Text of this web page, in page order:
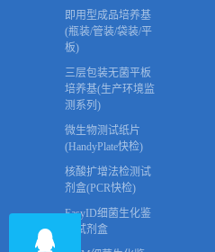
即用型成品培养基
(瓶装/管装/袋装/平
板)
三层包装无菌平板
培养基(生产环境监
测系列)
微生物测试纸片
(HandyPlate快检)
核酸扩增法检测试
剂盒(PCR快检)
EasyID细菌生化鉴
定试剂盒